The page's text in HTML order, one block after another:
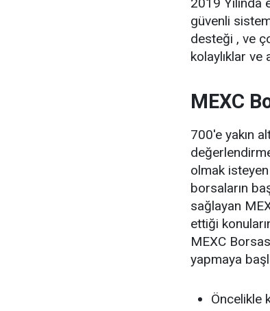
güvenli
desteği , ve
kolaylıklar ve
MEXC
700'e yakın
olmak
borsaların
sağlayan
ettiği
MEXC
yapmaya
Öncelikle